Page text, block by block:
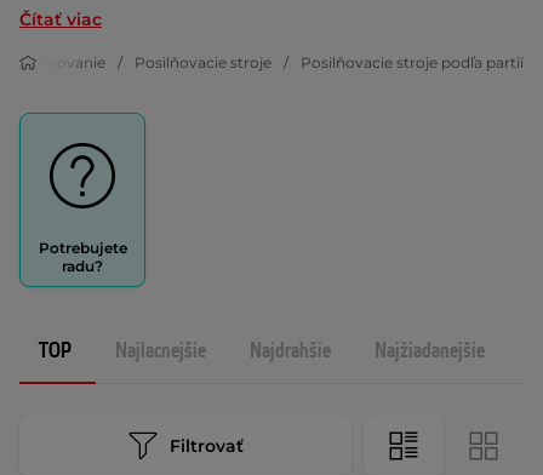
Čítať viac
Posilňovanie Posilňovacie stroje Posilňovacie stroje podľa partií
Potrebujete
radu?
TOP Najlacnejšie Najdrahšie Najžiadanejšie
Filtrovať